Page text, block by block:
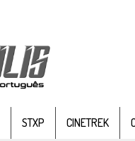
STXP CINETREK